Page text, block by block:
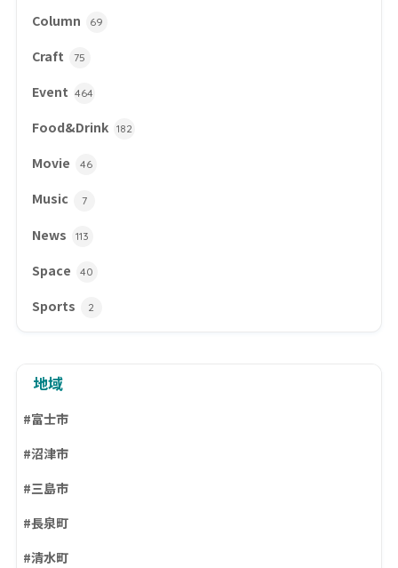
Column 69
Craft 75
Event 464
Food&Drink 182
Movie 46
Music 7
News 113
Space 40
Sports 2
地域
#富士市
#沼津市
#三島市
#長泉町
#清水町